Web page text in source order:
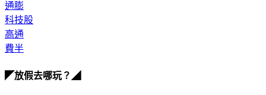
通膨
科技股
高通
費半
◤放假去哪玩？◢